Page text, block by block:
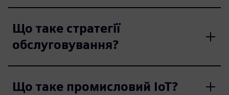
Що таке стратегії
обслуговування?
Що таке промисловий IoT?